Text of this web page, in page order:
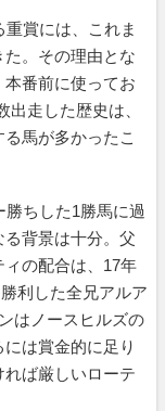
賞には、これま
。その理由とな
番前に使ってお
走した歴史は、
馬が多かったこ
ちした1勝馬に過
背景は十分。父
の配合は、17年
利した全兄アルア
はノースヒルズの
は賞金的に足り
ば厳しいローテ